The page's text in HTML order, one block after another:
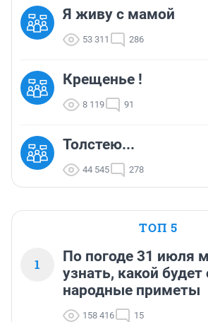
Я живу с мамой
53 311 286
Крещенье !
8 119 91
Толстею...
44 545 278
ТОП 5
1
По погоде 31 июля
узнать, какой
народные приметы
158 416 15